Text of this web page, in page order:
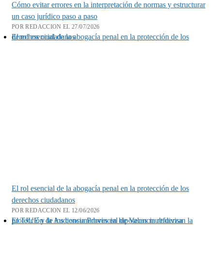
Cómo evitar errores en la interpretación de normas y estructurar
un caso jurídico paso a paso
POR REDACCION EL 27/07/2026
El rol esencial de la abogacía penal en la protección de los derechos ciudadanos
El rol esencial de la abogacía penal en la protección de los
derechos ciudadanos
POR REDACCION EL 12/06/2026
El TJUE y la Audiencia Provincial de Valencia refuerzan la protección de los consumidores en hipotecas multidivisa